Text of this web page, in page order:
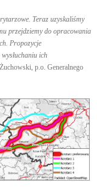
Teraz uzyskaliśmy
przejdziemy do opracowania
Propozycje
ich
p.o. Generalnego